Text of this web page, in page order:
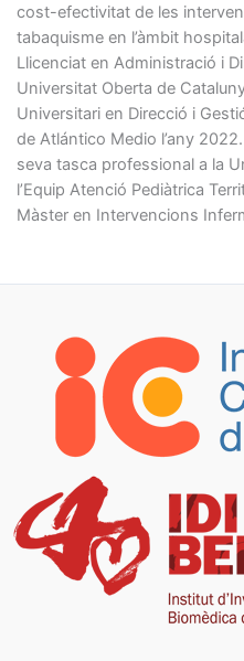
cost-efectivitat de les
tabaquisme en l’àmbit
Llicenciat en Administració i
Universitat Oberta de
Universitari en Direcció i
de Atlántico Medio l’any
seva tasca professional a la
l’Equip Atenció Pediàtrica
Màster en Intervencions